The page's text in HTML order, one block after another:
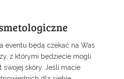
eventu będą czekać na Was
z którymi będziecie mogli
skóry. Jeśli macie